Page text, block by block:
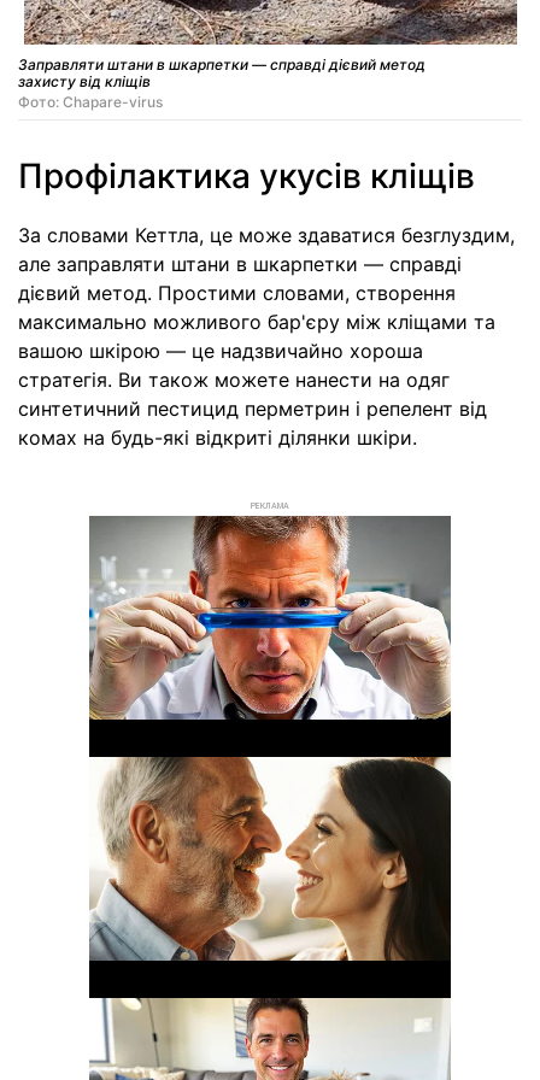
Заправляти штани в шкарпетки — справді дієвий метод
захисту від кліщів
Фото: Chapare-virus
Профілактика укусів кліщів
За словами Кеттла, це може здаватися безглуздим,
але заправляти штани в шкарпетки — справді
дієвий метод. Простими словами, створення
максимально можливого бар'єру між кліщами та
вашою шкірою — це надзвичайно хороша
стратегія. Ви також можете нанести на одяг
синтетичний пестицид перметрин і репелент від
комах на будь-які відкриті ділянки шкіри.
РЕКЛАМА